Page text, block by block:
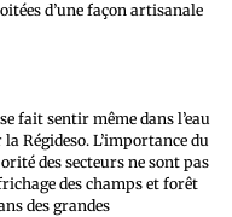
d’une façon artisanale
fait sentir même dans l’eau
Régideso. L’importance du
des secteurs ne sont pas
des champs et forêt
des grandes